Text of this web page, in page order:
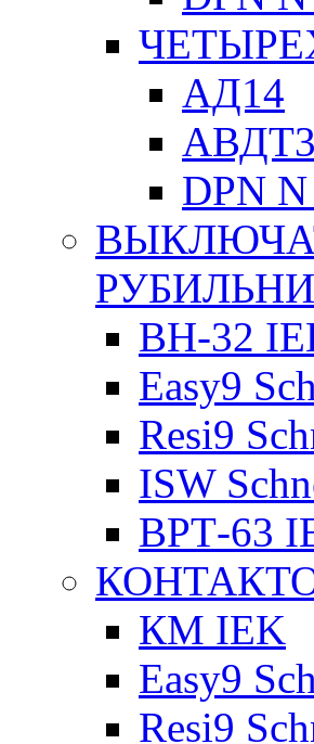
АД14
DPN
ВН-32
Easy9
Resi9
ISW
ВРТ-63
КМ IEK
Easy9
Resi9